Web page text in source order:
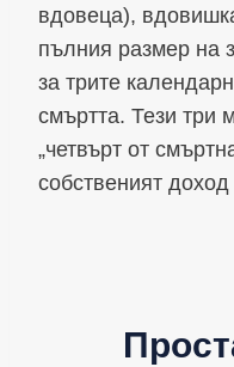
вдовеца),
пълния размер на
за трите
смъртта. Тези три
„четвърт от
собственият